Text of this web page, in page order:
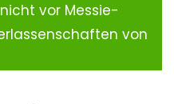
vor Messie-
von